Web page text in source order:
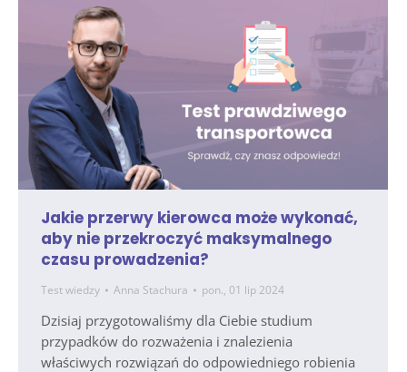
Jakie przerwy kierowca może wykonać,
aby nie przekroczyć maksymalnego
czasu prowadzenia?
Test wiedzy Anna Stachura pon., 01 lip 2024
Dzisiaj przygotowaliśmy dla Ciebie studium
przypadków do rozważenia i znalezienia
właściwych rozwiązań do odpowiedniego robienia